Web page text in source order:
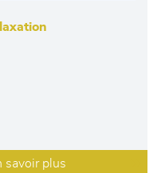
savoir plus